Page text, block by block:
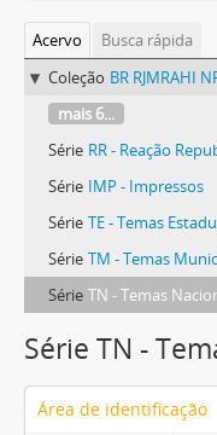
Acervo
Busca rápida
Coleção BR RJMRAHI
mais 6...
Série RR - Reação
Série IMP - Impressos
Série TE - Temas
Série TM - Temas
Série TN - Temas
Série TN -
Área de identificação